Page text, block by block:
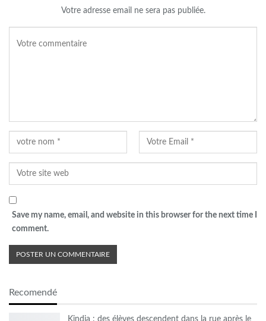
Votre adresse email ne sera pas publiée.
Save my name, email, and website in this browser for the next time I
comment.
Recomendé
Kindia : des élèves descendent dans la rue après le